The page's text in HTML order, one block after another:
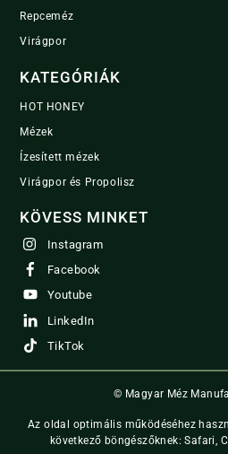
Repceméz
Virágpor
KATEGÓRIÁK
HOT HONEY
Mézek
Ízesített mézek
Virágpor és Propolisz
KÖVESS MINKET
Instagram
Facebook
Youtube
LinkedIn
TikTok
© Magyar Méz
Az oldal optimális működéséhez
következő böngészőknek: Safari,